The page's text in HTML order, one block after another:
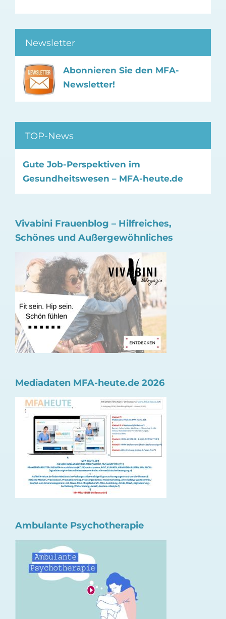
Newsletter
Abonnieren Sie den MFA-
Newsletter!
TOP-News
Gute Job-Perspektiven im
Gesundheitswesen – MFA-heute.de
Vivabini Frauenblog – Hilfreiches,
Schönes und Außergewöhnliches
Mediadaten MFA-heute.de 2026
Ambulante Psychotherapie